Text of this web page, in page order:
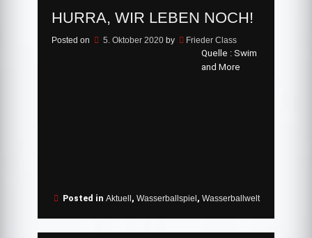
HURRA, WIR LEBEN NOCH!
Posted on 5. Oktober 2020by Frieder Class
Quelle : Swim
and More
Posted in Aktuell , Wasserballspiel , Wasserballwelt